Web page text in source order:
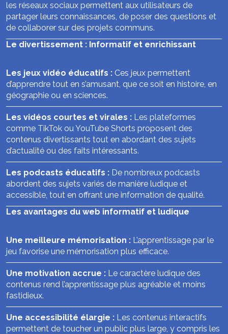
les réseaux sociaux permettent aux utilisateurs de
partager leurs connaissances, de poser des questions et
de collaborer sur des projets communs.
Le divertissement : Informatif et enrichissant
Les jeux vidéo éducatifs : Ces jeux permettent
d’apprendre tout en s’amusant, que ce soit en histoire, en
géographie ou en sciences.
Les vidéos courtes et virales : Les plateformes
comme TikTok ou YouTube Shorts proposent des
contenus divertissants tout en abordant des sujets
d’actualité ou des faits intéressants.
Les podcasts éducatifs : De nombreux podcasts
abordent des sujets variés de manière ludique et
accessible, tout en offrant une information de qualité.
Les avantages du web informatif et ludique
Une meilleure mémorisation : L’apprentissage par le
jeu favorise une mémorisation plus efficace.
Une motivation accrue : Le caractère ludique des
contenus rend l’apprentissage plus agréable et moins
fastidieux.
Une accessibilité élargie : Les contenus interactifs
permettent de toucher un public plus large, y compris les